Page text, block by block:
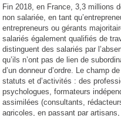
Fin 2018, en France, 3,3 millions
non salariée, en tant
entrepreneurs ou gérants
salariés également qualifiés de
distinguent des salariés par
qu’ils n’ont pas de lien de
d’un donneur d’ordre. Le champ
statuts et d’activités : des
psychologues, formateurs
assimilées (consultants,
agricoles, en passant par